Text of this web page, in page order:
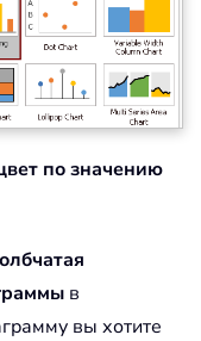
по значению
в
вы хотите